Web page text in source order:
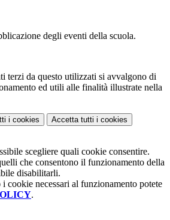
degli eventi della scuola.
terzi da questo utilizzati si avvalgono di
ed utili alle finalità illustrate nella
i cookies Accetta tutti i cookies
scegliere quali cookie consentire.
che consentono il funzionamento della
disabilitarli.
cookie necessari al funzionamento potete
.